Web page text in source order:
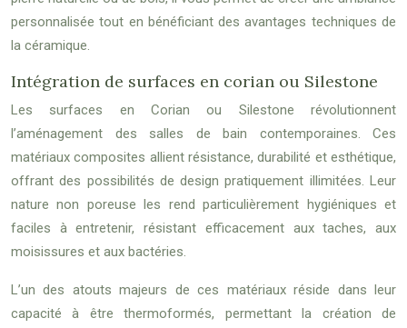
personnalisée tout en bénéficiant des avantages techniques de
la céramique.
Intégration de surfaces en corian ou Silestone
Les surfaces en Corian ou Silestone révolutionnent
l’aménagement des salles de bain contemporaines. Ces
matériaux composites allient résistance, durabilité et esthétique,
offrant des possibilités de design pratiquement illimitées. Leur
nature non poreuse les rend particulièrement hygiéniques et
faciles à entretenir, résistant efficacement aux taches, aux
moisissures et aux bactéries.
L’un des atouts majeurs de ces matériaux réside dans leur
capacité à être thermoformés, permettant la création de